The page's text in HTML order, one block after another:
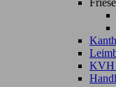
Friese
KVH